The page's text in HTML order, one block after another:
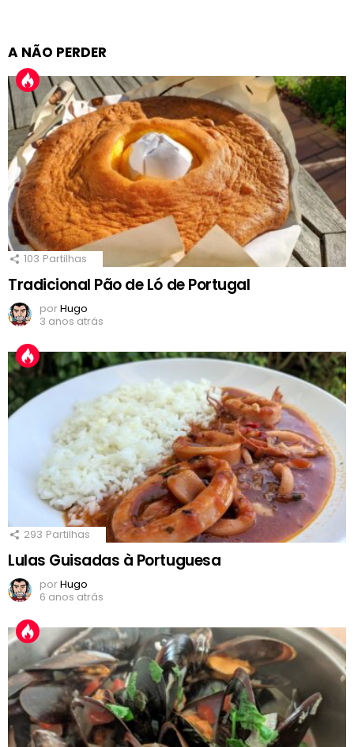
A NÃO PERDER
103 Partilhas
Tradicional Pão de Ló de Portugal
porHugo
3 anos atrás
293 Partilhas
Lulas Guisadas à Portuguesa
porHugo
6 anos atrás